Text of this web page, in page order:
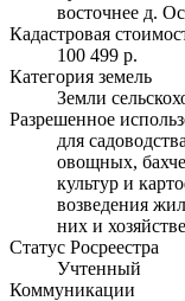
восточнее д.
Кадастровая
100 499 р.
Категория земель
Земли
Разрешенное
для
овощных,
культур и
возведения
них и
Статус Росреестра
Учтенный
Коммуникации